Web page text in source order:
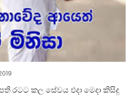
රටට කල සේවය එදා මෙදා කිසිදු